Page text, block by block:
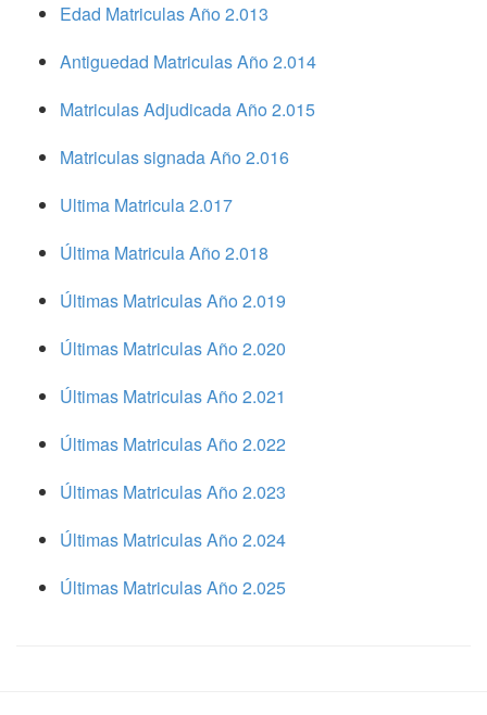
Edad Matriculas Año 2.013
Antiguedad Matriculas Año 2.014
Matriculas Adjudicada Año 2.015
Matriculas signada Año 2.016
Ultima Matricula 2.017
Última Matricula Año 2.018
Últimas Matriculas Año 2.019
Últimas Matriculas Año 2.020
Últimas Matriculas Año 2.021
Últimas Matriculas Año 2.022
Últimas Matriculas Año 2.023
Últimas Matriculas Año 2.024
Últimas Matriculas Año 2.025